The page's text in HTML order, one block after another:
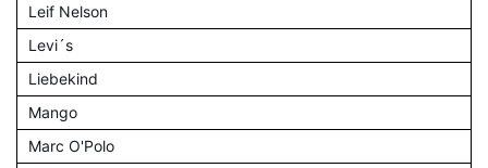
Leif Nelson
Levi´s
Liebekind
Mango
Marc O'Polo